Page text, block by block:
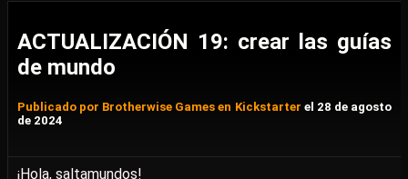
ACTUALIZACIÓN 19: crear las guías
de mundo
Publicado por Brotherwise Games en Kickstarter el 28 de agosto
de 2024
¡Hola, saltamundos!